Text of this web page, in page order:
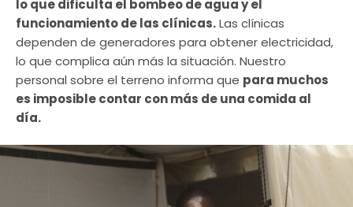
lo que dificulta el bombeo de agua y el
funcionamiento de las clínicas.Las clínicas
dependen de generadores para obtener electricidad,
lo que complica aún más la situación. Nuestro
personal sobre el terreno informa que para muchos
es imposible contar con más de una comida al
día.